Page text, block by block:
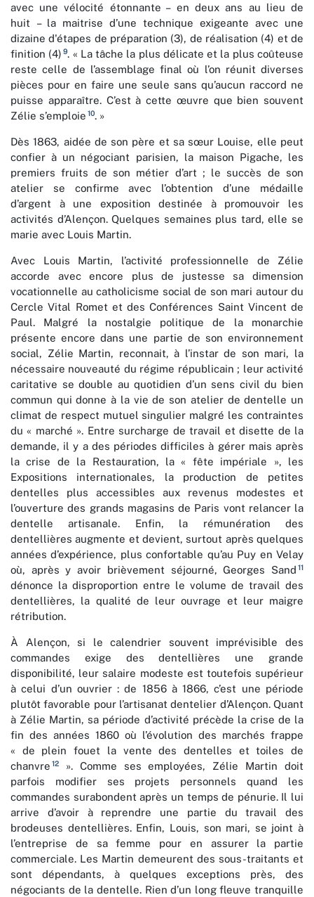
avec une vélocité étonnante – en deux ans au lieu de
huit – la maitrise d’une technique exigeante avec une
dizaine d'étapes de préparation (3), de réalisation (4) et de
finition (4) 9. « La tâche la plus délicate et la plus coûteuse
reste celle de l’assemblage final où l’on réunit diverses
pièces pour en faire une seule sans qu’aucun raccord ne
puisse apparaître. C’est à cette œuvre que bien souvent
Zélie s’emploie 10. »
Dès 1863, aidée de son père et sa sœur Louise, elle peut
confier à un négociant parisien, la maison Pigache, les
premiers fruits de son métier d’art ; le succès de son
atelier se confirme avec l’obtention d’une médaille
d’argent à une exposition destinée à promouvoir les
activités d’Alençon. Quelques semaines plus tard, elle se
marie avec Louis Martin.
Avec Louis Martin, l’activité professionnelle de Zélie
accorde avec encore plus de justesse sa dimension
vocationnelle au catholicisme social de son mari autour du
Cercle Vital Romet et des Conférences Saint Vincent de
Paul. Malgré la nostalgie politique de la monarchie
présente encore dans une partie de son environnement
social, Zélie Martin, reconnait, à l’instar de son mari, la
nécessaire nouveauté du régime républicain ; leur activité
caritative se double au quotidien d’un sens civil du bien
commun qui donne à la vie de son atelier de dentelle un
climat de respect mutuel singulier malgré les contraintes
du « marché ». Entre surcharge de travail et disette de la
demande, il y a des périodes difficiles à gérer mais après
la crise de la Restauration, la « fête impériale », les
Expositions internationales, la production de petites
dentelles plus accessibles aux revenus modestes et
l’ouverture des grands magasins de Paris vont relancer la
dentelle artisanale. Enfin, la rémunération des
dentellières augmente et devient, surtout après quelques
années d’expérience, plus confortable qu’au Puy en Velay
où, après y avoir brièvement séjourné, Georges Sand 11
dénonce la disproportion entre le volume de travail des
dentellières, la qualité de leur ouvrage et leur maigre
rétribution.
À Alençon, si le calendrier souvent imprévisible des
commandes exige des dentellières une grande
disponibilité, leur salaire modeste est toutefois supérieur
à celui d’un ouvrier : de 1856 à 1866, c’est une période
plutôt favorable pour l’artisanat dentelier d’Alençon. Quant
à Zélie Martin, sa période d’activité précède la crise de la
fin des années 1860 où l’évolution des marchés frappe
« de plein fouet la vente des dentelles et toiles de
chanvre 12
». Comme ses employées, Zélie Martin doit
parfois modifier ses projets personnels quand les
commandes surabondent après un temps de pénurie. Il lui
arrive d’avoir à reprendre une partie du travail des
brodeuses dentellières. Enfin, Louis, son mari, se joint à
l’entreprise de sa femme pour en assurer la partie
commerciale. Les Martin demeurent des sous-traitants et
sont dépendants, à quelques exceptions près, des
négociants de la dentelle. Rien d’un long fleuve tranquille